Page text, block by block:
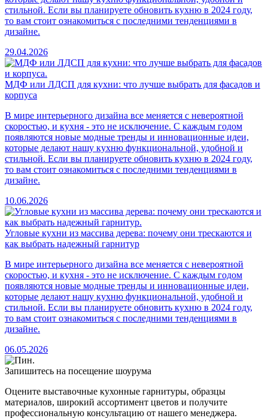
стильной. Если вы планируете обновить кухню в 2024 году,
то вам стоит ознакомиться с последними тенденциями в
дизайне.
29.04.2026
МДФ или ЛДСП для кухни: что лучше выбрать для фасадов и
корпуса
В мире интерьерного дизайна все меняется с невероятной
скоростью, и кухня - это не исключение. С каждым годом
появляются новые модные тренды и инновационные идеи,
которые делают нашу кухню функциональной, удобной и
стильной. Если вы планируете обновить кухню в 2024 году,
то вам стоит ознакомиться с последними тенденциями в
дизайне.
10.06.2026
Угловые кухни из массива дерева: почему они трескаются и
как выбрать надежный гарнитур
В мире интерьерного дизайна все меняется с невероятной
скоростью, и кухня - это не исключение. С каждым годом
появляются новые модные тренды и инновационные идеи,
которые делают нашу кухню функциональной, удобной и
стильной. Если вы планируете обновить кухню в 2024 году,
то вам стоит ознакомиться с последними тенденциями в
дизайне.
06.05.2026
Запишитесь на посещение шоурума
Оцените выставочные кухонные гарнитуры, образцы
материалов, широкий ассортимент цветов и получите
профессиональную консультацию от нашего менеджера.